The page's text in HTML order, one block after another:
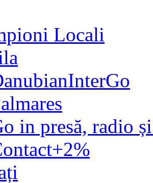
Locali
in presă, radio